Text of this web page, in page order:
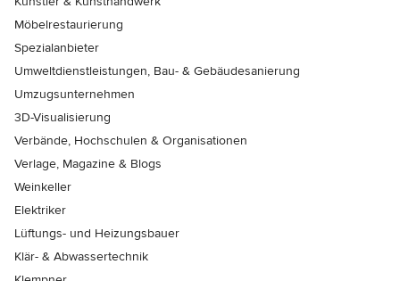
Möbelrestaurierung
Spezialanbieter
Umweltdienstleistungen, Bau- & Gebäudesanierung
Umzugsunternehmen
3D-Visualisierung
Verbände, Hochschulen & Organisationen
Verlage, Magazine & Blogs
Weinkeller
Elektriker
Lüftungs- und Heizungsbauer
Klär- & Abwassertechnik